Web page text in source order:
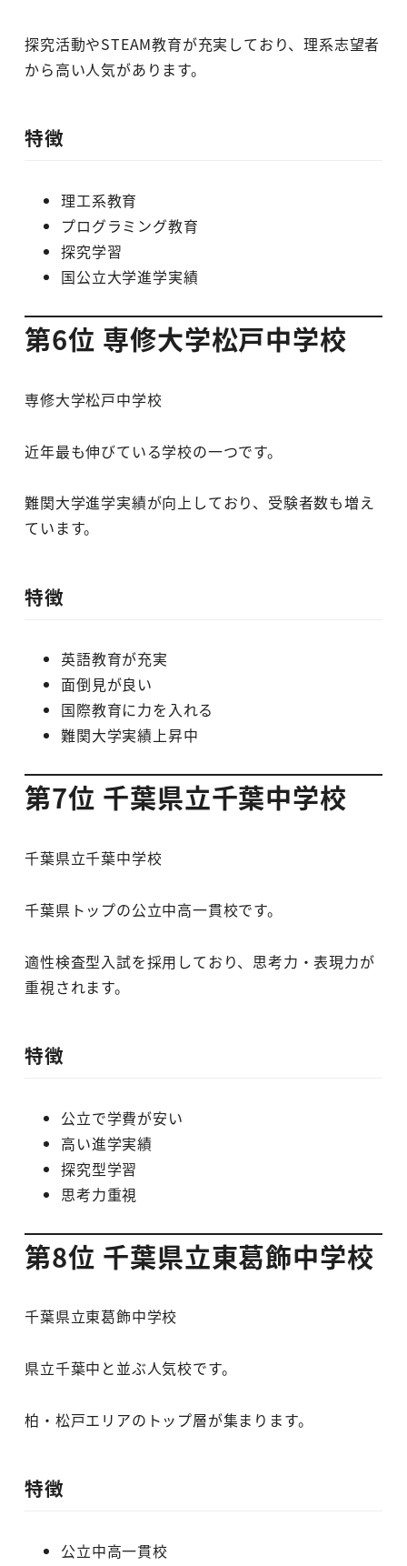
探究活動やSTEAM教育が充実しており、理系志望者
から高い人気があります。
特徴
理工系教育
プログラミング教育
探究学習
国公立大学進学実績
第6位 専修大学松戸中学校
専修大学松戸中学校
近年最も伸びている学校の一つです。
難関大学進学実績が向上しており、受験者数も増え
ています。
特徴
英語教育が充実
面倒見が良い
国際教育に力を入れる
難関大学実績上昇中
第7位 千葉県立千葉中学校
千葉県立千葉中学校
千葉県トップの公立中高一貫校です。
適性検査型入試を採用しており、思考力・表現力が
重視されます。
特徴
公立で学費が安い
高い進学実績
探究型学習
思考力重視
第8位 千葉県立東葛飾中学校
千葉県立東葛飾中学校
県立千葉中と並ぶ人気校です。
柏・松戸エリアのトップ層が集まります。
特徴
公立中高一貫校